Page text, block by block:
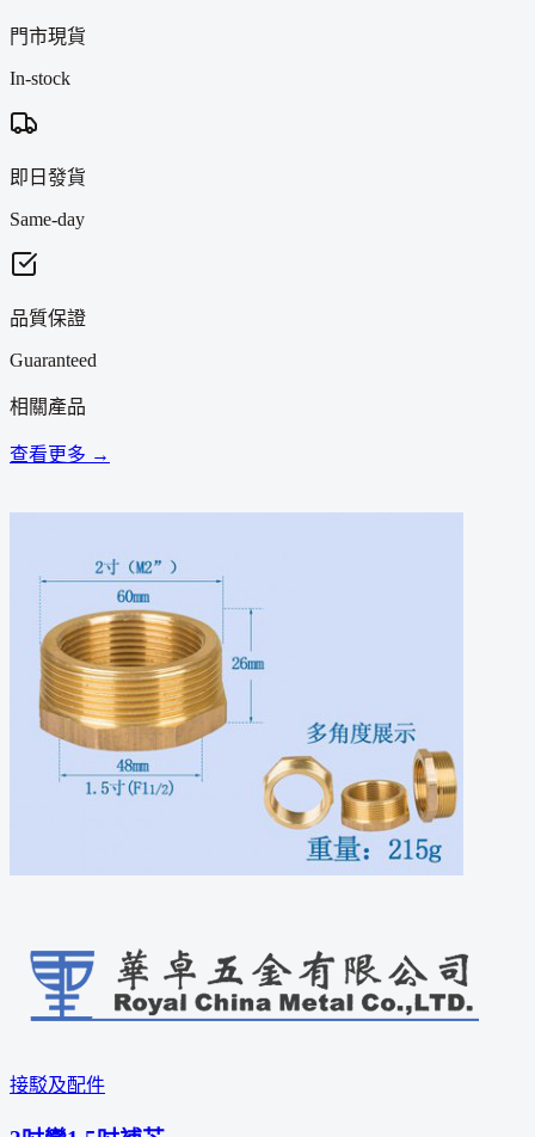
門市現貨
In-stock
即日發貨
Same-day
品質保證
Guaranteed
相關產品
查看更多 →
接駁及配件